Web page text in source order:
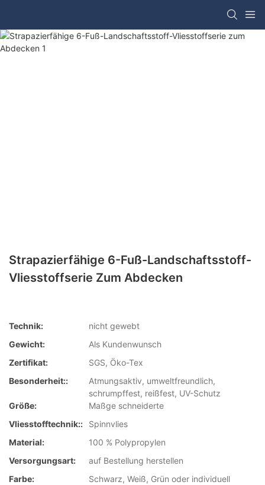
Strapazierfähige 6-Fuß-Landschaftsstoff-
Vliesstoffserie Zum Abdecken
Technik:
nicht gewebt
Gewicht:
Als Kundenwunsch
Zertifikat:
SGS, Öko-Tex
Besonderheit::
Atmungsaktiv, umweltfreundlich,
schrumpffest, reißfest, UV-Schutz
Größe:
Maßge schneiderte
Vliesstofftechnik::
Spinnvlies
Material:
100 % Polypropylen
Versorgungsart:
auf Bestellung herstellen
Farbe:
Schwarz, Weiß, Grün oder individuell